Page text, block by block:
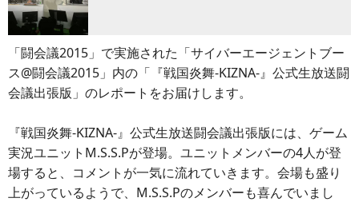
「闘会議2015」で実施された「サイバーエージェントブー
ス@闘会議2015」内の「『戦国炎舞-KIZNA-』公式生放送闘
会議出張版」のレポートをお届けします。
『戦国炎舞-KIZNA-』公式生放送闘会議出張版には、ゲーム
実況ユニットM.S.S.Pが登場。ユニットメンバーの4人が登
場すると、コメントが一気に流れていきます。会場も盛り
上がっているようで、M.S.S.Pのメンバーも喜んでいまし